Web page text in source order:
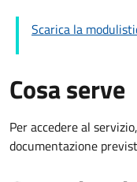
Scarica la
Cosa serve
Per accedere al
documentazione